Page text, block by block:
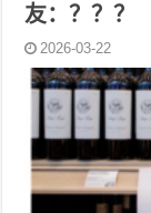
友：？？？
2026-03-22